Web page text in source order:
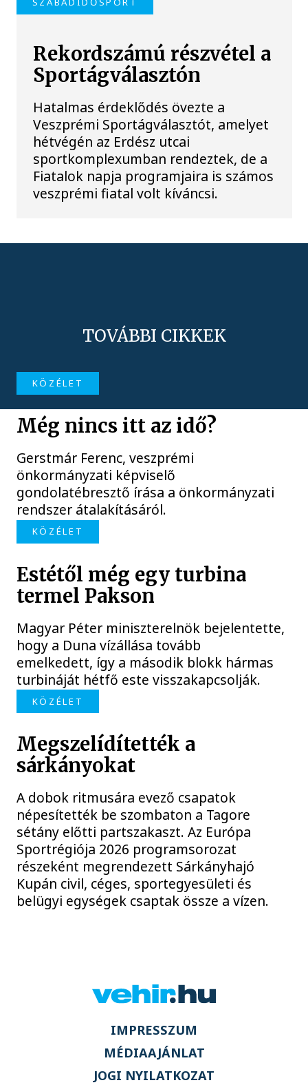
Rekordszámú részvétel a
Sportágválasztón
Hatalmas érdeklődés övezte a
Veszprémi Sportágválasztót, amelyet
hétvégén az Erdész utcai
sportkomplexumban rendeztek, de a
Fiatalok napja programjaira is számos
veszprémi fiatal volt kíváncsi.
TOVÁBBI CIKKEK
KÖZÉLET
Még nincs itt az idő?
Gerstmár Ferenc, veszprémi
önkormányzati képviselő
gondolatébresztő írása a önkormányzati
rendszer átalakításáról.
KÖZÉLET
Estétől még egy turbina
termel Pakson
Magyar Péter miniszterelnök bejelentette,
hogy a Duna vízállása tovább
emelkedett, így a második blokk hármas
turbináját hétfő este visszakapcsolják.
KÖZÉLET
Megszelídítették a
sárkányokat
A dobok ritmusára evező csapatok
népesítették be szombaton a Tagore
sétány előtti partszakaszt. Az Európa
Sportrégiója 2026 programsorozat
részeként megrendezett Sárkányhajó
Kupán civil, céges, sportegyesületi és
belügyi egységek csaptak össze a vízen.
IMPRESSZUM
MÉDIAAJÁNLAT
JOGI NYILATKOZAT